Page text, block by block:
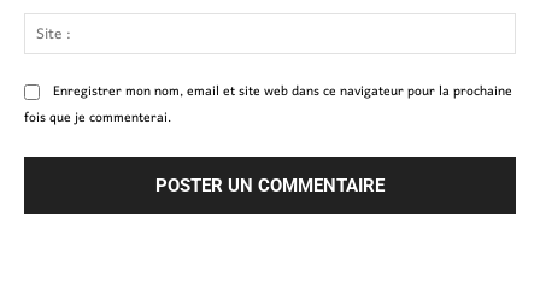
:
Enregistrer mon nom, email et site web dans ce navigateur pour la prochaine
fois que je commenterai.